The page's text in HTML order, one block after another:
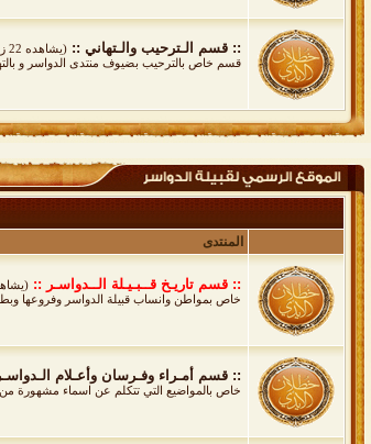
:: قسم الـترحيب والـتهاني :: (يشاهده 22 زائر)
قسم خاص بالترحيب بضيوف منتدى الدواسر و
المنتدى
:: قسم تاريـخ قــبـيـلة الــدواسـر :: (يشاهده
خاص بمواطن وانساب قبيلة الدواسر وفروعها
:: قسم أمـراء وفـرسان وأعـلام
خاص بالمواضيع التي تتكلم عن اسماء مشهورة من